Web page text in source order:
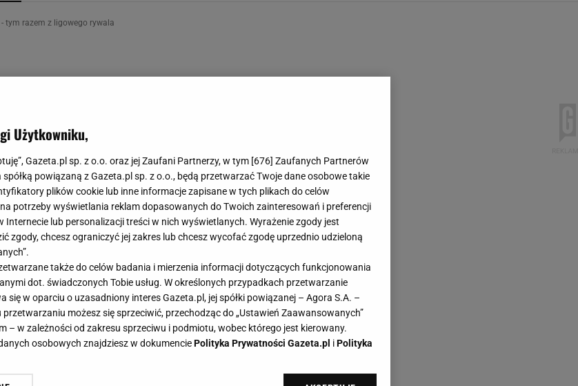
tym razem z ligowego rywala
Użytkowniku,
Gazeta.pl sp. z o.o. oraz jej Zaufani Partnerzy, w tym [676] Zaufanych Partnerów
spółką powiązaną z Gazeta.pl sp. z o.o., będą przetwarzać Twoje dane osobowe takie
plików cookie lub inne informacje zapisane w tych plikach do celów
potrzeby wyświetlania reklam dopasowanych do Twoich zainteresowań i preferencji
Internecie lub personalizacji treści w nich wyświetlanych. Wyrażenie zgody jest
zgody, chcesz ograniczyć jej zakres lub chcesz wycofać zgodę uprzednio udzieloną
także do celów badania i mierzenia informacji dotyczących funkcjonowania
dot. świadczonych Tobie usług. W określonych przypadkach przetwarzanie
się w oparciu o uzasadniony interes Gazeta.pl, jej spółki powiązanej – Agora S.A. –
możesz się sprzeciwić, przechodząc do „Ustawień Zaawansowanych”
– w zależności od zakresu sprzeciwu i podmiotu, wobec którego jest kierowany.
osobowych znajdziesz w dokumenciePolityka Prywatności Gazeta.pl iPolityka